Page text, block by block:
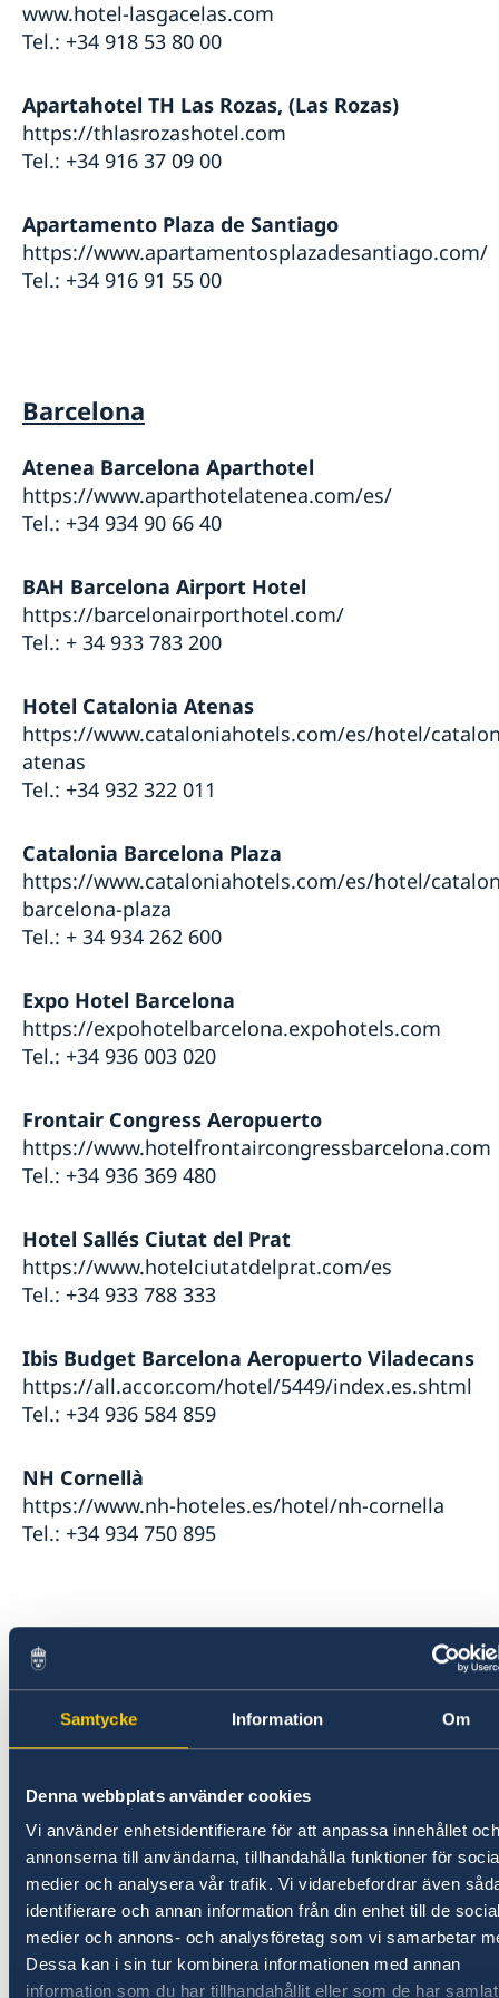
Samtycke Information Om
Denna webbplats använder cookies
Vi använder enhetsidentifierare för att anpassa innehållet och
annonserna till användarna, tillhandahålla funktioner för
medier och analysera vår trafik. Vi vidarebefordrar även
identifierare och annan information från din enhet till de
medier och annons- och analysföretag som vi samarbetar
Dessa kan i sin tur kombinera informationen med annan
information som du har tillhandahållit eller som de har
www.hotel-lasgacelas.com
Tel.: +34 918 53 80 00
Apartahotel TH Las Rozas, (Las Rozas)
https://thlasrozashotel.com
Tel.: +34 916 37 09 00
Apartamento Plaza de Santiago
https://www.apartamentosplazadesantiago.com/
Tel.: +34 916 91 55 00
Barcelona
Atenea Barcelona Aparthotel
https://www.aparthotelatenea.com/es/
Tel.: +34 934 90 66 40
BAH Barcelona Airport Hotel
https://barcelonairporthotel.com/
Tel.: + 34 933 783 200
Hotel Catalonia Atenas
https://www.cataloniahotels.com/es/hotel/
atenas
Tel.: +34 932 322 011
Catalonia Barcelona Plaza
https://www.cataloniahotels.com/es/hotel/
barcelona-plaza
Tel.: + 34 934 262 600
Expo Hotel Barcelona
https://expohotelbarcelona.expohotels.com
Tel.: +34 936 003 020
Frontair Congress Aeropuerto
https://www.hotelfrontaircongressbarcelona.com
Tel.: +34 936 369 480
Hotel Sallés Ciutat del Prat
https://www.hotelciutatdelprat.com/es
Tel.: +34 933 788 333
Ibis Budget Barcelona Aeropuerto Viladecans
https://all.accor.com/hotel/5449/index.es.shtml
Tel.: +34 936 584 859
NH Cornellà
https://www.nh-hoteles.es/hotel/nh-cornella
Tel.: +34 934 750 895
Bilbao
Gran Hotel Domine
https://www.hoteldominebilbao.com
NIX Hotel Bilbao
https://www.leonardo-hotels.es
Tel.: +34 946 790 279
Bilbao Centric Apartments
https://www.bilbaocenticapartments.com